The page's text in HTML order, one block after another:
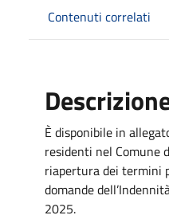
Contenuti correlati
È disponibile in
residenti nel Comune
riapertura dei termini
domande
2025.